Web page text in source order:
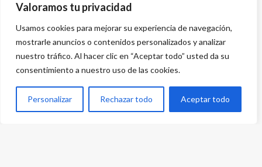
Valoramos tu privacidad
Usamos cookies para mejorar su experiencia de navegación,
mostrarle anuncios o contenidos personalizados y analizar
nuestro tráfico. Al hacer clic en “Aceptar todo” usted da su
consentimiento a nuestro uso de las cookies.
Personalizar Rechazar todo Aceptar todo